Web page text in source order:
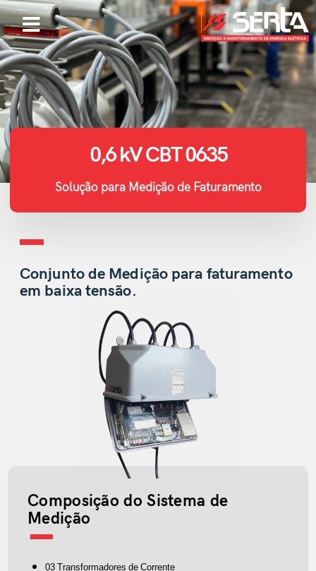
0,6 kV CBT 0635
Solução para Medição de Faturamento
Conjunto de Medição para faturamento
em baixa tensão.
Composição do Sistema de
Medição